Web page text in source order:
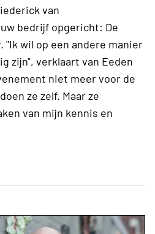
van
bedrijf opgericht: De
"Ik wil op een andere manier
zijn", verklaart van Eeden
niet meer voor de
ze zelf. Maar ze
van mijn kennis en